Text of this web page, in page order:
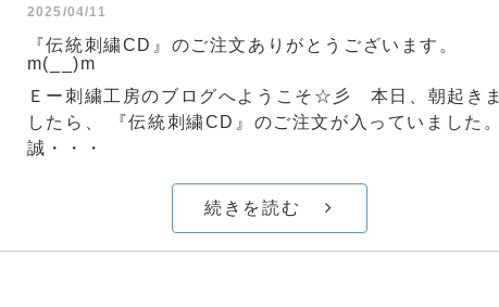
2025/04/11
『伝統刺繍CD』のご注文ありがとうございます。
m(__)m
Ｅー刺繍工房のブログへようこそ☆彡 本日、朝起きま
したら、 『伝統刺繍CD』のご注文が入っていました。
誠・・・
続きを読む